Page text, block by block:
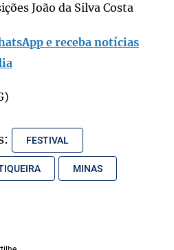
João da Silva Costa
e receba notícias
FESTIVAL
MINAS